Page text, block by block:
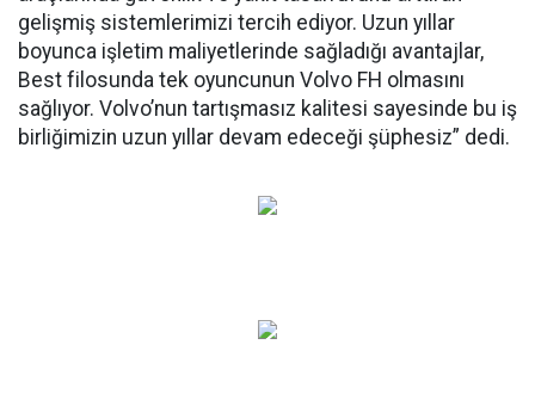
gelişmiş sistemlerimizi tercih ediyor. Uzun yıllar
boyunca işletim maliyetlerinde sağladığı avantajlar,
Best filosunda tek oyuncunun Volvo FH olmasını
sağlıyor. Volvo’nun tartışmasız kalitesi sayesinde bu iş
birliğimizin uzun yıllar devam edeceği şüphesiz” dedi.